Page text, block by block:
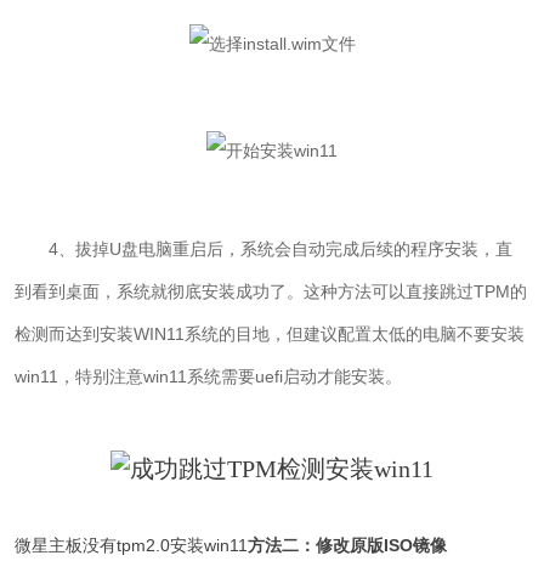
4、拔掉U盘电脑重启后，系统会自动完成后续的程序安装，直
到看到桌面，系统就彻底安装成功了。这种方法可以直接跳过TPM的
检测而达到安装WIN11系统的目地，但建议配置太低的电脑不要安装
win11，特别注意win11系统需要uefi启动才能安装。
微星主板没有tpm2.0安装win11方法二：修改原版ISO镜像